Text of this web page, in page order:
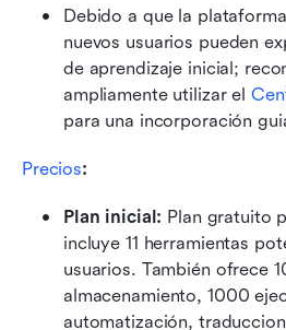
Debido a que la
nuevos usuarios pueden
de aprendizaje inicial;
ampliamente utilizar el
para una incorporación
Precios:
Plan inicial: Plan gratuito
incluye 11 herramientas
usuarios. También ofrece
almacenamiento, 1000
automatización,